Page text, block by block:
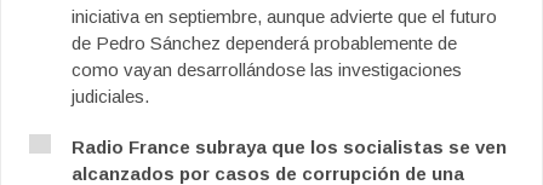
iniciativa en septiembre, aunque advierte que el futuro
de Pedro Sánchez dependerá probablemente de
como vayan desarrollándose las investigaciones
judiciales.
Radio France subraya que los socialistas se ven
alcanzados por casos de corrupción de una